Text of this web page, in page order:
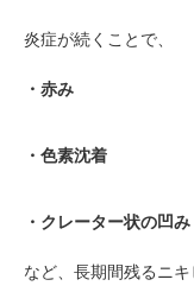
炎症が続くことで、
・赤み
・色素沈着
・クレーター状の凹み
など、長期間残るニ